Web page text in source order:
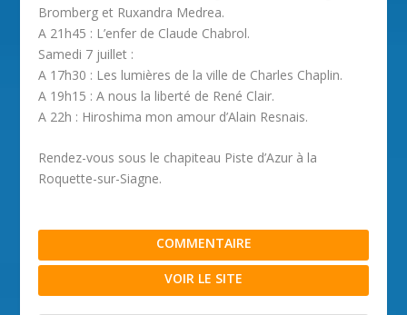
Bromberg et Ruxandra Medrea.
A 21h45 : L’enfer de Claude Chabrol.
Samedi 7 juillet :
A 17h30 : Les lumières de la ville de Charles Chaplin.
A 19h15 : A nous la liberté de René Clair.
A 22h : Hiroshima mon amour d’Alain Resnais.
Rendez-vous sous le chapiteau Piste d’Azur à la
Roquette-sur-Siagne.
COMMENTAIRE
VOIR LE SITE